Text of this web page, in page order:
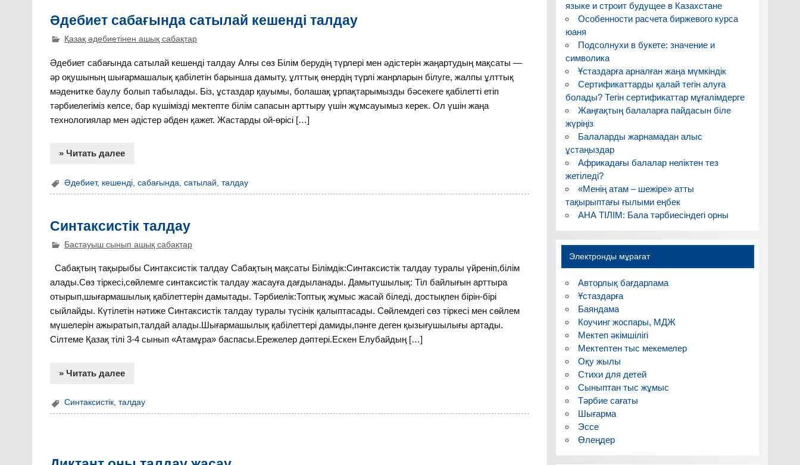
Әдебиет сабағында сатылай кешенді талдау
Қазақ әдебиетінен ашық сабақтар
Әдебиет сабағында сатылай кешенді талдау Алғы сөз Білім берудің түрлері мен әдістерін жаңартудың мақсаты —
әр оқушының шығармашалық қабілетін барынша дамыту, ұлттық өнердің түрлі жанрларын білуге, жалпы ұлттық
мәденитке баулу болып табылады. Біз, ұстаздар қауымы, болашақ ұрпақтарымызды бәсекеге қабілетті етіп
тәрбиелегіміз келсе, бар күшімізді мектепте білім сапасын арттыру үшін жұмсауымыз керек. Ол үшін жаңа
технологиялар мен әдістер әбден қажет. Жастарды ой-өрісі […]
» Читать далее
Әдебиет, кешенді ,сабағында ,сатылай ,талдау
Синтаксистік талдау
Бастауыш сынып ашық сабақтар
Сабақтың тақырыбы Синтаксистік талдау Сабақтың мақсаты Білімдік:Синтаксистік талдау туралы үйреніп,білім
алады.Сөз тіркесі,сөйлемге синтаксистік талдау жасауға дағдыланады. Дамытушылық: Тіл байлығын арттыра
отырып,шығармашылық қабілеттерін дамытады. Тәрбиелік:Топтық жұмыс жасай біледі, достықпен бірін-бірі
сыйлайды. Күтілетін нәтиже Синтаксистік талдау туралы түсінік қалыптасады. Сөйлемдегі сөз тіркесі мен сөйлем
мүшелерін ажыратып,талдай алады.Шығармашылық қабілеттері дамиды,пәнге деген қызығушылығы артады.
Сілтеме Қазақ тілі 3-4 сынып «Атамұра» баспасы.Ережелер дәптері.Ескен Елубайдың […]
» Читать далее
Синтаксистік,талдау
языке и строит будущее в Казахстане
Особенности расчета биржевого курса
юаня
Подсолнухи в букете: значение и
символика
Ұстаздарға арналған жаңа мүмкіндік
Сертификаттарды қалай тегін алуға
болады? Тегін сертификаттар мұғалімдерге
Жаңғақтың балаларға пайдасын біле
жүріңіз
Балаларды жарнамадан алыс
ұстаңыздар
Африкадағы балалар неліктен тез
жетіледі?
«Менің атам – шежіре» атты
тақырыптағы ғылыми еңбек
АНА ТІЛІМ: Бала тәрбиесіндегі орны
Электронды мұрағат
Авторлық бағдарлама
Ұстаздарға
Баяндама
Коучинг жоспары, МДЖ
Мектеп әкімшілігі
Мектептен тыс мекемелер
Оқу жылы
Стихи для детей
Сыныптан тыс жұмыс
Тәрбие сағаты
Шығарма
Эссе
Өлеңдер